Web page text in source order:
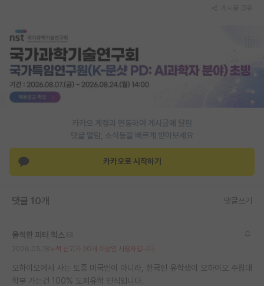
취업 게시판
임용 후기 게시판
PI 전용 게시판
특수/전문대학원 게시판
학술 정보 게시판
홍보 게시판
유학교육
카카오 계정과 연동하여 게시글에 달린
댓글 알람, 소식등을 빠르게 받아보세요
카카오로 시작하기
댓글 10개 댓글쓰기
울적한 피터 힉스
누적 신고가 20개 이상인 사용자입니다.
오하이오에서 사는 토종 미국인이 아니라, 한국인 유학생이 오하이오 주립대
학부 가는건 100% 도피유학 인식입니다.